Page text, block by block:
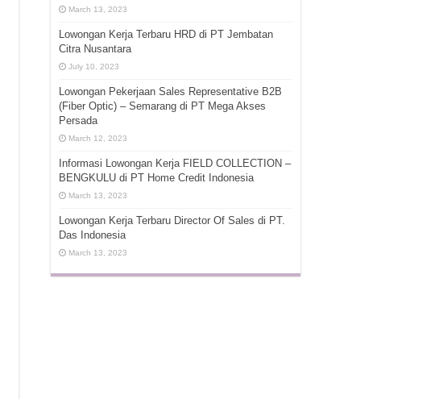
March 13, 2023
Lowongan Kerja Terbaru HRD di PT Jembatan
Citra Nusantara
July 10, 2023
Lowongan Pekerjaan Sales Representative B2B
(Fiber Optic) – Semarang di PT Mega Akses
Persada
March 12, 2023
Informasi Lowongan Kerja FIELD COLLECTION –
BENGKULU di PT Home Credit Indonesia
March 13, 2023
Lowongan Kerja Terbaru Director Of Sales di PT.
Das Indonesia
March 13, 2023